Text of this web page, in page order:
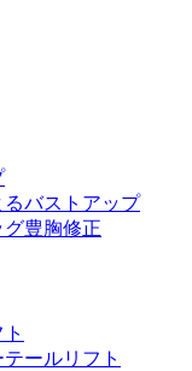
るバストアップ
豊胸修正
ールリフト